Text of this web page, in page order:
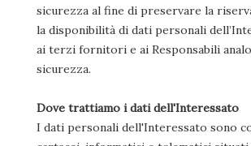
sicurezza al fine di preservare la
la disponibilità di dati personali
ai terzi fornitori e ai Responsabili
sicurezza.
Dove trattiamo i dati dell'Interessato
I dati personali dell'Interessato sono